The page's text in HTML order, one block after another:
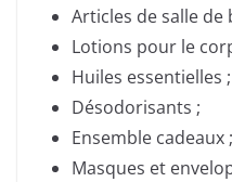
Articles de salle de
Lotions pour le
Huiles essentielles ;
Désodorisants ;
Ensemble cadeaux ;
Masques et